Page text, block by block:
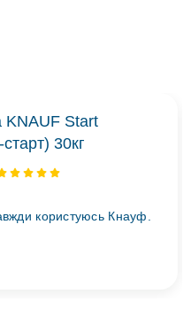
KNAUF Start
30кг
користуюсь Кнауф.